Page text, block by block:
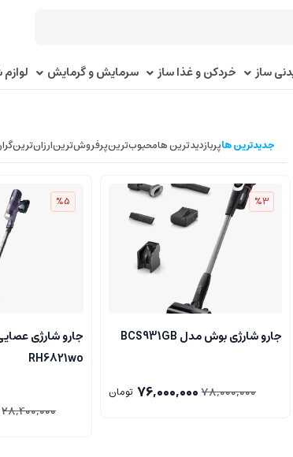
ساز خردکن و غذا ساز سرمایش و گرمایش
جدیدترین هاپربازدیدترین هامحبوب‌‌ترینپرفروش‌ترینارزان‌ترین
%3
جارو شارژی بوش مدل BCS931GB
78,000,000
76,000,000 تومان
%5
جارو شارژی
RH6821wo
28,400,000